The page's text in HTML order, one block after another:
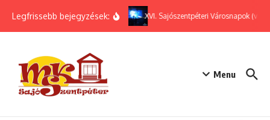
Legfrissebb bejegyzések:
XVI. Sajószentpéteri Városnapok
Menu